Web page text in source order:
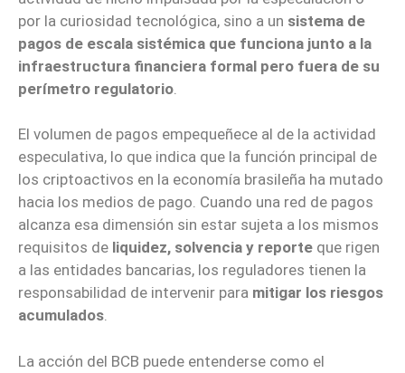
por la curiosidad tecnológica, sino a un sistema de
pagos de escala sistémica que funciona junto a la
infraestructura financiera formal pero fuera de su
perímetro regulatorio
El volumen de pagos empequeñece al de la actividad
especulativa, lo que indica que la función principal de
los criptoactivos en la economía brasileña ha mutado
hacia los medios de pago. Cuando una red de pagos
alcanza esa dimensión sin estar sujeta a los mismos
requisitos de liquidez, solvencia y reporte que rigen
a las entidades bancarias, los reguladores tienen la
responsabilidad de intervenir para mitigar los riesgos
acumulados.
La acción del BCB puede entenderse como el